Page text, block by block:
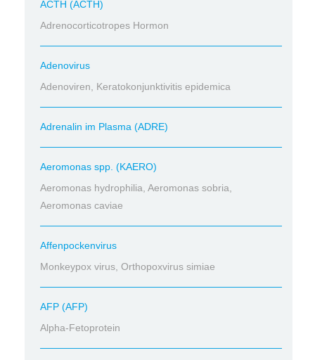
ACTH (ACTH)
Adrenocorticotropes Hormon
Adenovirus
Adenoviren, Keratokonjunktivitis epidemica
Adrenalin im Plasma (ADRE)
Aeromonas spp. (KAERO)
Aeromonas hydrophilia, Aeromonas sobria,
Aeromonas caviae
Affenpockenvirus
Monkeypox virus, Orthopoxvirus simiae
AFP (AFP)
Alpha-Fetoprotein